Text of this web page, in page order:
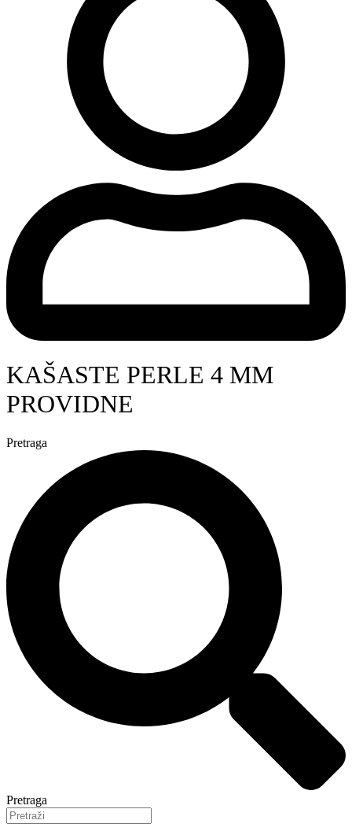
KAŠASTE PERLE 4 MM
PROVIDNE
Pretraga
Pretraga